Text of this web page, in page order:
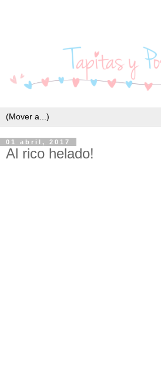
01 abril, 2017
Al rico helado!